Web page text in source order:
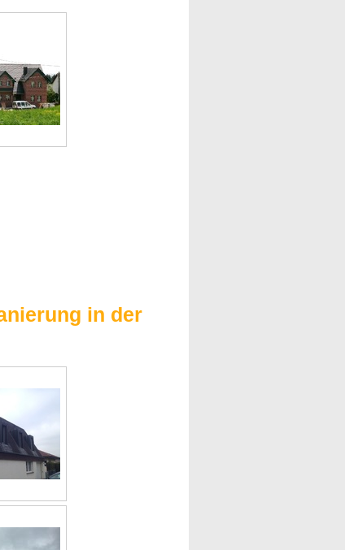
in der